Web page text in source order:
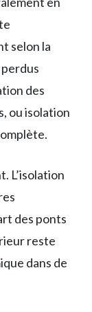
selon la
des
ou isolation
L’isolation
des ponts
reste
dans de